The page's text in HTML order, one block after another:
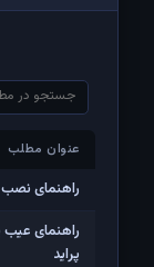
عنوان مطلب
عنوان مطلب
راهنمای
راهنمای
پراید